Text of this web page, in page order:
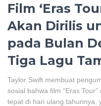
Film ‘Eras
Akan Dirilis
pada Bulan
Tiga Lagu
Taylor Swift membuat
sosial bahwa film “Eras
tepat di hari ulang tahunnya,